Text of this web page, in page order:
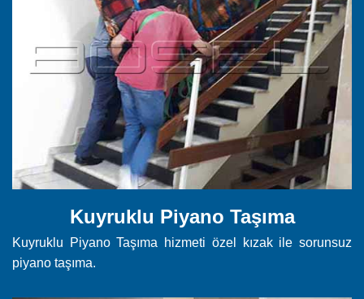
Kuyruklu Piyano Taşıma
Kuyruklu Piyano Taşıma hizmeti özel kızak ile sorunsuz
piyano taşıma.